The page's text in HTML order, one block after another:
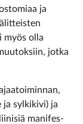
ja
myös olla
jotka
ja sylkikivi) ja
manifes-